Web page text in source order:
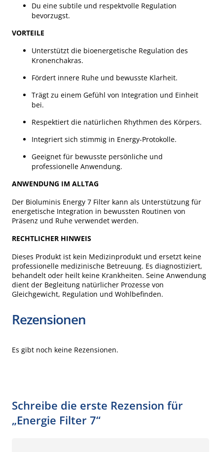
Du eine subtile und respektvolle Regulation
bevorzugst.
VORTEILE
Unterstützt die bioenergetische Regulation des
Kronenchakras.
Fördert innere Ruhe und bewusste Klarheit.
Trägt zu einem Gefühl von Integration und Einheit
bei.
Respektiert die natürlichen Rhythmen des Körpers.
Integriert sich stimmig in Energy-Protokolle.
Geeignet für bewusste persönliche und
professionelle Anwendung.
ANWENDUNG IM ALLTAG
Der Bioluminis Energy 7 Filter kann als Unterstützung für
energetische Integration in bewussten Routinen von
Präsenz und Ruhe verwendet werden.
RECHTLICHER HINWEIS
Dieses Produkt ist kein Medizinprodukt und ersetzt keine
professionelle medizinische Betreuung. Es diagnostiziert,
behandelt oder heilt keine Krankheiten. Seine Anwendung
dient der Begleitung natürlicher Prozesse von
Gleichgewicht, Regulation und Wohlbefinden.
Rezensionen
Es gibt noch keine Rezensionen.
Schreibe die erste Rezension für
„Energie Filter 7“